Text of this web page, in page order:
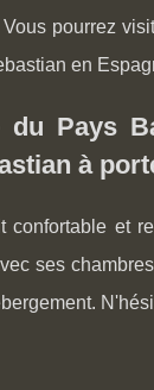
pourrez
en
du Pays
à
confortable et
ses